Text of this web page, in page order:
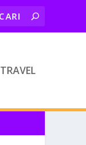
TRAVEL